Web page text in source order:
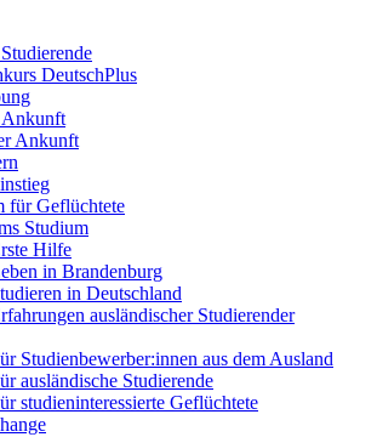
DeutschPlus
Ankunft
Ankunft
für Geflüchtete
Studium
Hilfe
in Brandenburg
in Deutschland
ausländischer Studierender
Studienbewerber:innen aus dem Ausland
ausländische Studierende
studieninteressierte Geflüchtete